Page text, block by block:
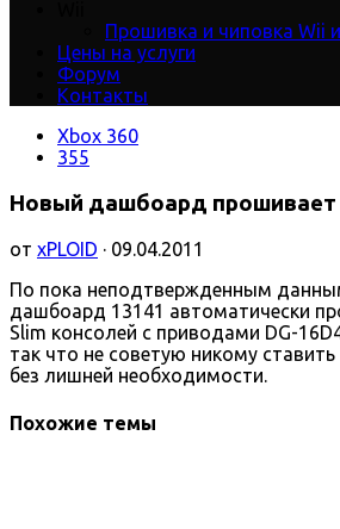
Прошивка и чиповка Wii
Цены на услуги
Форум
Контакты
Xbox 360
355
Новый дашбоард
от xPLOID · 09.04.2011
По пока неподтвержденным
дашбоард 13141 автоматически
Slim консолей с приводами DG-
так что не советую никому
без лишней необходимости.
Похожие темы